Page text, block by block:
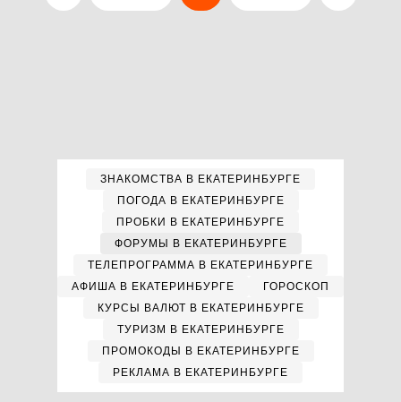
ЗНАКОМСТВА В ЕКАТЕРИНБУРГЕ
ПОГОДА В ЕКАТЕРИНБУРГЕ
ПРОБКИ В ЕКАТЕРИНБУРГЕ
ФОРУМЫ В ЕКАТЕРИНБУРГЕ
ТЕЛЕПРОГРАММА В ЕКАТЕРИНБУРГЕ
АФИША В ЕКАТЕРИНБУРГЕ
ГОРОСКОП
КУРСЫ ВАЛЮТ В ЕКАТЕРИНБУРГЕ
ТУРИЗМ В ЕКАТЕРИНБУРГЕ
ПРОМОКОДЫ В ЕКАТЕРИНБУРГЕ
РЕКЛАМА В ЕКАТЕРИНБУРГЕ